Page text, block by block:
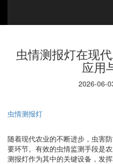
虫情测报灯在现
应用
2026-06-
虫情测报灯
随着现代农业的不断进步，虫害
要环节。有效的虫情监测手段是
测报灯作为其中的关键设备，发挥